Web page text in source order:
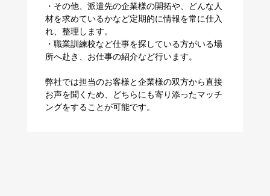
・その他、派遣先の企業様の開拓や、どんな人
材を求めているかなど定期的に情報を常に仕入
れ、整理します。
・職業訓練校など仕事を探している方がいる場
所へ赴き、お仕事の紹介など行います。
弊社では担当のお客様と企業様の双方から直接
お声を聞くため、どちらにも寄り添ったマッチ
ングをすることが可能です。